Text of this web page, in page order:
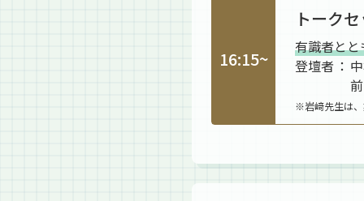
16:15~
トーク
有識者と
登壇者
※岩﨑先生は、